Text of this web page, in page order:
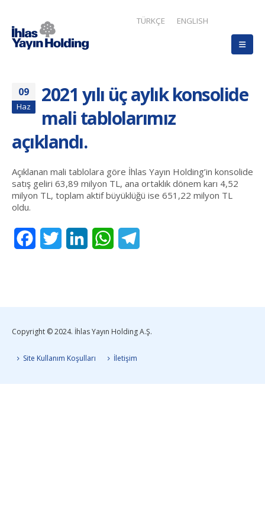
TÜRKÇE ENGLISH
09
Haz
2021 yılı üç aylık konsolide
mali tablolarımız
açıklandı.
Açıklanan mali tablolara göre İhlas Yayın Holding’in konsolide
satış geliri 63,89 milyon TL, ana ortaklık dönem karı 4,52
milyon TL, toplam aktif büyüklüğü ise 651,22 milyon TL
oldu.
FacebookTwitter LinkedInWhatsApp
Copyright © 2024. İhlas Yayın Holding A.Ş.
Site Kullanım Koşulları İletişim